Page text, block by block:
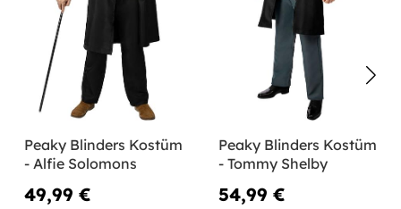
Peaky Blinders Kostüm
- Alfie Solomons
49,99 €
Peaky Blinders Kostüm
- Tommy Shelby
54,99 €